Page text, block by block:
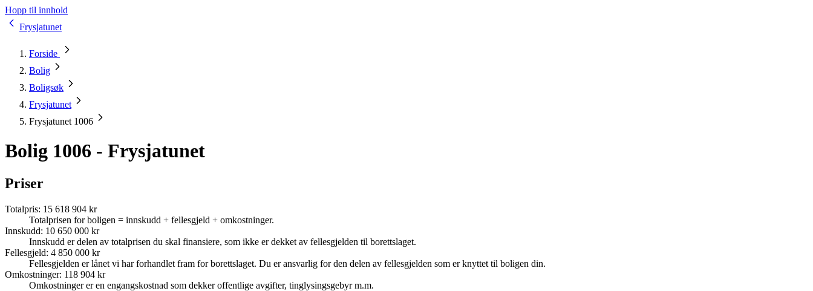
Hopp til innhold
Frysjatunet
Forside
Bolig
Boligsøk
Frysjatunet
Frysjatunet 1006
Bolig 1006 - Frysjatunet
Priser
Totalpris: 15 618 904 kr
Totalprisen for boligen = innskudd + fellesgjeld + omkostninger.
Innskudd: 10 650 000 kr
Innskudd er delen av totalprisen du skal finansiere, som ikke er dekket av fellesgjelden til borettslaget.
Fellesgjeld: 4 850 000 kr
Fellesgjelden er lånet vi har forhandlet fram for borettslaget. Du er ansvarlig for den delen av fellesgjelden som er knyttet til boligen din.
Omkostninger: 118 904 kr
Omkostninger er en engangskostnad som dekker offentlige avgifter, tinglysingsgebyr m.m.